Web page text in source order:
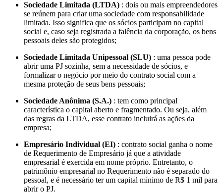
Sociedade Limitada (LTDA) : dois ou mais empreendedores
se reúnem para criar uma sociedade com responsabilidade
limitada. Isso significa que os sócios participam no capital
social e, caso seja registrada a falência da corporação, os bens
pessoais deles são protegidos;
Sociedade Limitada Unipessoal (SLU) : uma pessoa pode
abrir uma PJ sozinha, sem a necessidade de sócios, e
formalizar o negócio por meio do contrato social com a
mesma proteção de seus bens pessoais;
Sociedade Anônima (S.A.) : tem como principal
característica o capital aberto e fragmentado. Ou seja, além
das regras da LTDA, esse contrato incluirá as ações da
empresa;
Empresário Individual (EI) : contrato social ganha o nome
de Requerimento de Empresário já que a atividade
empresarial é exercida em nome próprio. Entretanto, o
patrimônio empresarial no Requerimento não é separado do
pessoal, e é necessário ter um capital mínimo de R$ 1 mil para
abrir o PJ.